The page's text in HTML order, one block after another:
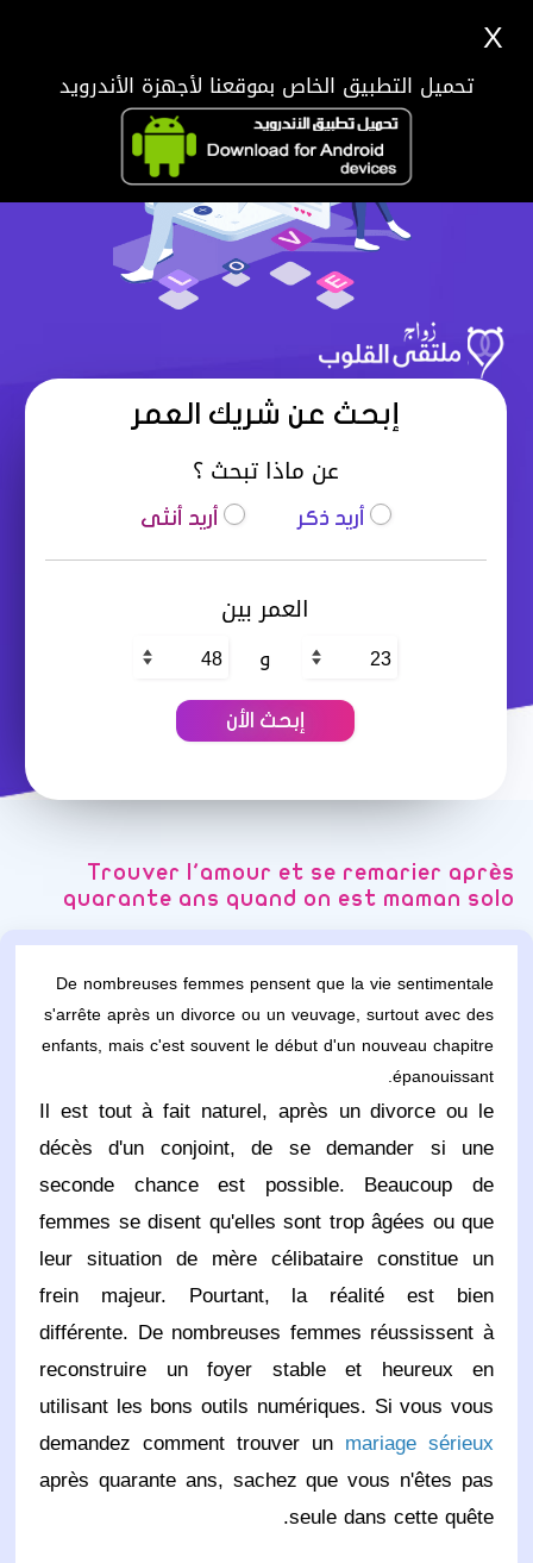
إبحث عن شريك العمر
عن ماذا تبحث ؟
أريد ذكر أريد أنثى
العمر بين
و
Trouver l'amour et se remarier après
quarante ans quand on est maman solo
De nombreuses femmes pensent que la vie sentimentale
s'arrête après un divorce ou un veuvage, surtout avec des
enfants, mais c'est souvent le début d'un nouveau chapitre
épanouissant.
Il est tout à fait naturel, après un divorce ou le
décès d'un conjoint, de se demander si une
seconde chance est possible. Beaucoup de
femmes se disent qu'elles sont trop âgées ou que
leur situation de mère célibataire constitue un
frein majeur. Pourtant, la réalité est bien
différente. De nombreuses femmes réussissent à
reconstruire un foyer stable et heureux en
utilisant les bons outils numériques. Si vous vous
demandez comment trouver un mariage sérieux
après quarante ans, sachez que vous n'êtes pas
seule dans cette quête.
X
تحميل التطبيق الخاص بموقعنا لأجهزة الأندرويد